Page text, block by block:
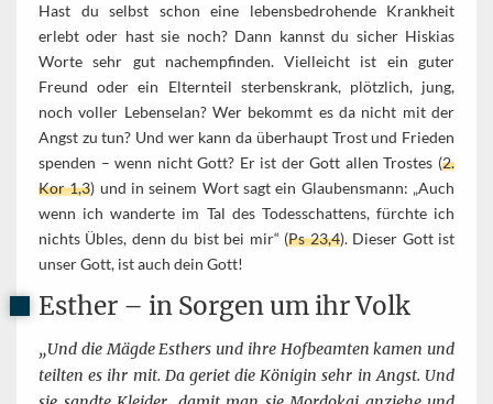
Hast du selbst schon eine lebensbedrohende Krankheit
erlebt oder hast sie noch? Dann kannst du sicher Hiskias
Worte sehr gut nachempfinden. Vielleicht ist ein guter
Freund oder ein Elternteil sterbenskrank, plötzlich, jung,
noch voller Lebenselan? Wer bekommt es da nicht mit der
Angst zu tun? Und wer kann da überhaupt Trost und Frieden
spenden – wenn nicht Gott? Er ist der Gott allen Trostes (2.
Kor 1,3) und in seinem Wort sagt ein Glaubensmann: „Auch
wenn ich wanderte im Tal des Todesschattens, fürchte ich
nichts Übles, denn du bist bei mir“ (Ps 23,4). Dieser Gott ist
unser Gott, ist auch dein Gott!
Esther – in Sorgen um ihr Volk
„Und die Mägde Esthers und ihre Hofbeamten kamen und
teilten es ihr mit. Da geriet die Königin sehr in Angst. Und